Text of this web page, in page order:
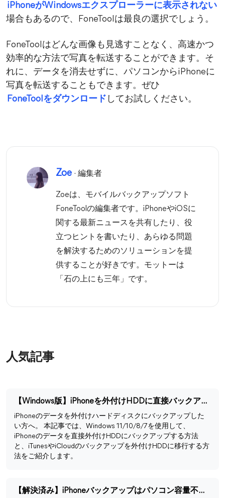
iPhoneがWindowsエクスプローラーに表示されない
場合もあるので、FoneToolは最良の選択でしょう。
FoneToolはどんな画像も見逃すことなく、高速かつ
効率的な方法で写真を転送することができます。そ
れに、データを消去せずに、パソコンからiPhoneに
写真を転送することもできます。ぜひ
FoneToolをダウンロード してお試しください。
Zoe· 編集者
Zoeは、モバイルバックアップソフト
FoneToolの編集者です。iPhoneやiOSに
関する最新ニュースを共有したり、役
立つヒントを書いたり、あらゆる問題
を解決するためのソリューションを提
供することが好きです。モットーは
「石の上にも三年」です。
人気記事
【Windows版】iPhoneを外付けHDDに直接バックアップする方法
iPhoneのデータを外付けハードディスクにバックアップした
い方へ。 本記事では、Windows 11/10/8/7を使用して、
iPhoneのデータを直接外付けHDDにバックアップする方法
と、iTunesやiCloudのバックアップを外付けHDDに移行する方
法をご紹介します。
【解決済み】iPhoneバックアップはパソコン容量不足でできない